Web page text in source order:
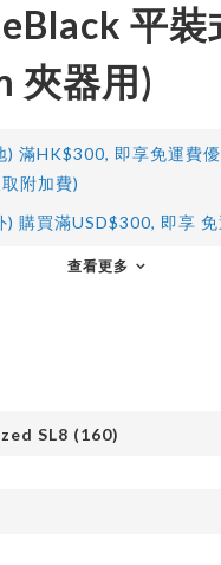
平裝
夾器用)
) 滿HK$300, 即享免運費
附加費)
) 購買滿USD$300, 即享
查看更多